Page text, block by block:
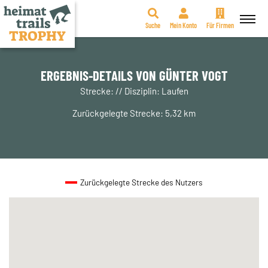
Zum
Suche Mein Konto Für Firmen
ERGEBNIS-DETAILS VON GÜNTER VOGT
Strecke: // Disziplin: Laufen
Zurückgelegte Strecke: 5,32 km
Zurückgelegte Strecke des Nutzers